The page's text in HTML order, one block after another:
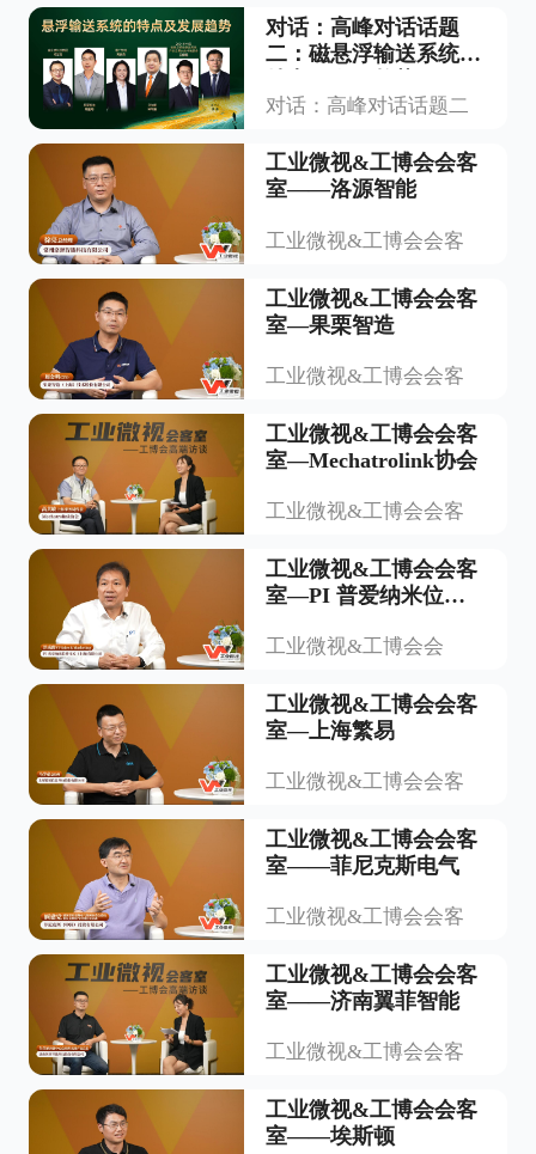
对话：高峰对话话题
二：磁悬浮输送系统的
对话：高峰对话话题二
工业微视&工博会会客
室——洛源智能
工业微视&工博会会客
工业微视&工博会会客
室—果栗智造
工业微视&工博会会客
工业微视&工博会会客
室—Mechatrolink协会
工业微视&工博会会客
工业微视&工博会会客
室—PI 普爱纳米位移
​工业微视&工博会会
工业微视&工博会会客
室—上海繁易
工业微视&工博会会客
工业微视&工博会会客
室——菲尼克斯电气
工业微视&工博会会客
工业微视&工博会会客
室——济南翼菲智能
工业微视&工博会会客
工业微视&工博会会客
室——埃斯顿